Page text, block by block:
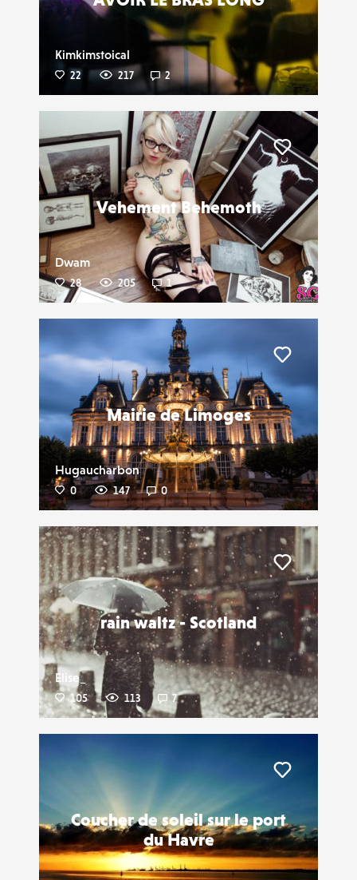
Kimkimstoical
22 217 2
Vehement Behemoth
Dwam
28 205 1
Liker
Mairie de Limoges
Hugaucharbon
0 147 0
rain waltz - Scotland
Elise_
105 113 7
Liker
Coucher de soleil sur le port
du Havre